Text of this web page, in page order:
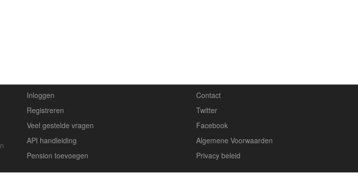
Inloggen
Registreren
Veel gestelde vragen
API handleiding
Pension toevoegen
Contact
Twitter
Facebook
Algemene Voorwaarden
Privacy beleid